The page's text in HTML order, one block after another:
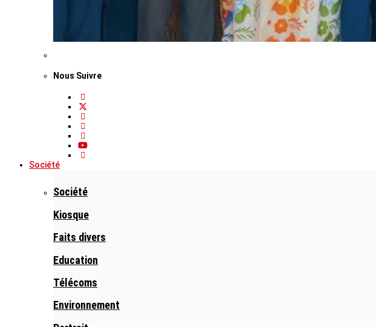
Nous Suivre
Société
Société
Kiosque
Faits divers
Education
Télécoms
Environnement